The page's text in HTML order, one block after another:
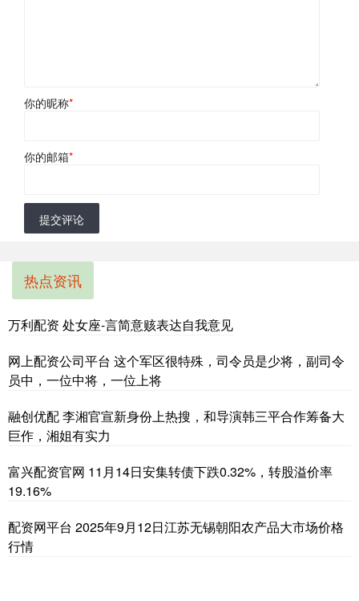
你的昵称*
你的邮箱*
提交评论
热点资讯
万利配资 处女座-言简意赅表达自我意见
网上配资公司平台 这个军区很特殊，司令员是少将，副司令
员中，一位中将，一位上将
融创优配 李湘官宣新身份上热搜，和导演韩三平合作筹备大
巨作，湘姐有实力
富兴配资官网 11月14日安集转债下跌0.32%，转股溢价率
19.16%
配资网平台 2025年9月12日江苏无锡朝阳农产品大市场价格
行情